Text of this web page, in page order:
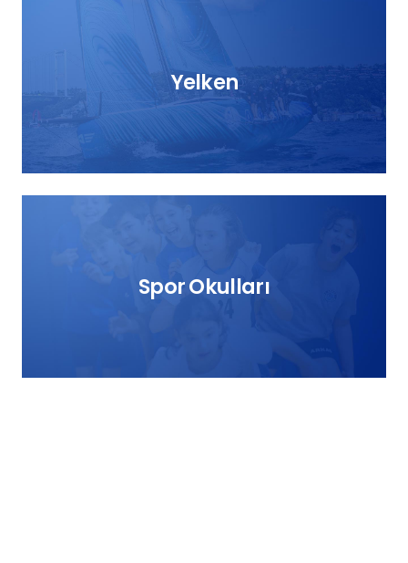
Yelken Yelken
Spor Okulları